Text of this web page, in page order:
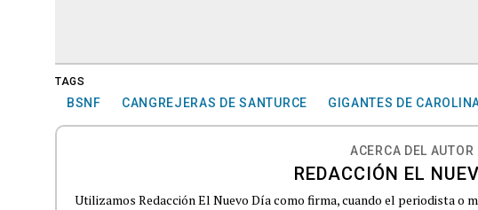
TAGS
BSNF CANGREJERAS DE SANTURCE GIGANTES DE
ACERCA DEL AUTOR
REDACCIÓN EL
Utilizamos Redacción El Nuevo Día como firma, cuando el periodista o